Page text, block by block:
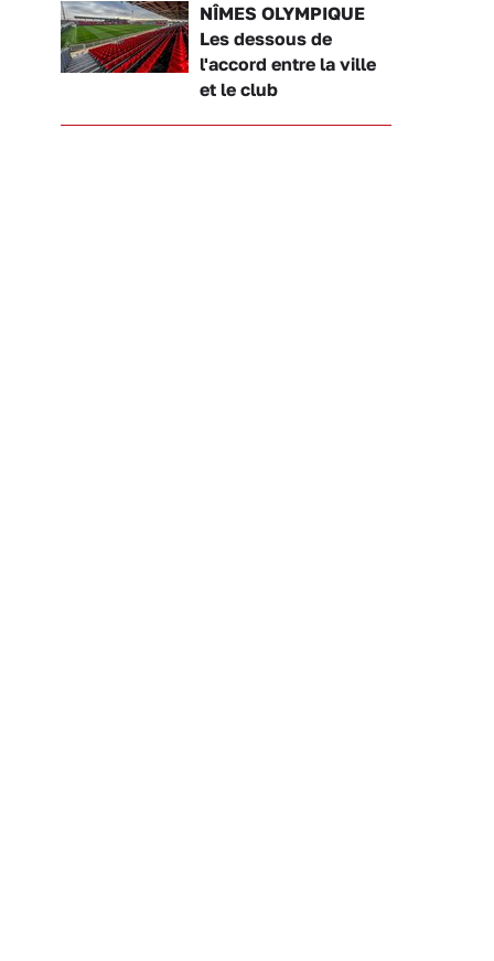
NÎMES OLYMPIQUE
Les dessous de
l'accord entre la ville
et le club